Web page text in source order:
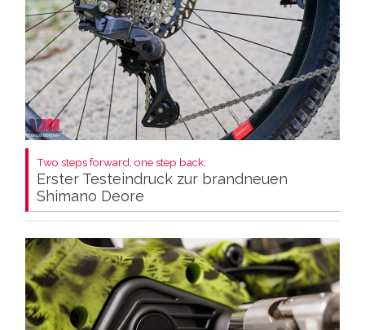
Two steps forward, one step back:
Erster Testeindruck zur brandneuen
Shimano Deore